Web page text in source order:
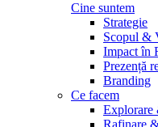
Cine suntem
Strategie
Scopul &
Impact în
Prezență
Branding
Ce facem
Explorare
Rafinare